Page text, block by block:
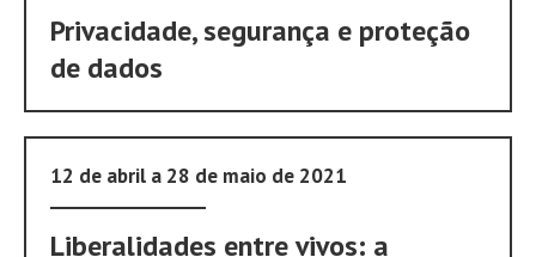
Privacidade, segurança e proteção
de dados
12 de abril a 28 de maio de 2021
Liberalidades entre vivos: a